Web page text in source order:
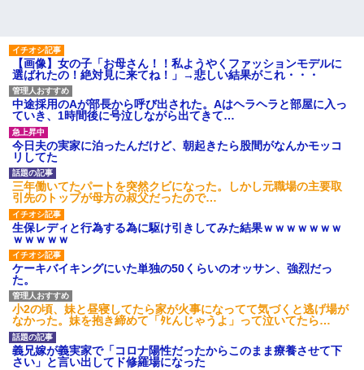
【画像】女の子「お母さん！！私ようやくファッションモデルに
選ばれたの！絶対見に来てね！」→悲しい結果がこれ・・・
中途採用のAが部長から呼び出された。Aはヘラヘラと部屋に入っ
ていき、1時間後に号泣しながら出てきて…
今日夫の実家に泊ったんだけど、朝起きたら股間がなんかモッコ
リしてた
三年働いてたパートを突然クビになった。しかし元職場の主要取
引先のトップが母方の叔父だったので…
生保レディと行為する為に駆け引きしてみた結果ｗｗｗｗｗｗｗ
ｗｗｗｗｗ
ケーキバイキングにいた単独の50くらいのオッサン、強烈だっ
た。
小2の頃、妹と昼寝してたら家が火事になってて気づくと逃げ場が
なかった。妹を抱き締めて「ﾀﾋんじゃうよ」って泣いてたら…
義兄嫁が義実家で「コロナ陽性だったからこのまま療養させて下
さい」と言い出してド修羅場になった